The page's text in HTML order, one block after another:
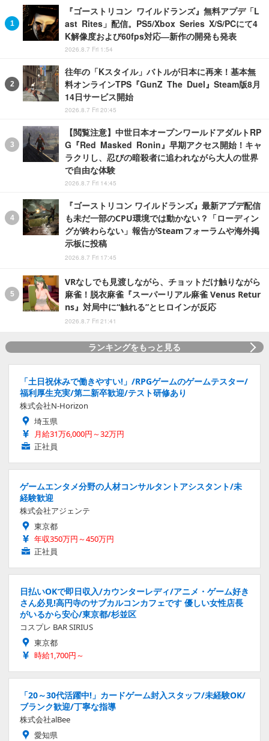
『ゴーストリコン ワイルドランズ』無料アプデ「L
ast Rites」配信。PS5/Xbox Series X/S/PCにて4
K解像度および60fps対応―新作の開発も発表
2026.8.7 Fri 1:54
往年の「Kスタイル」バトルが日本に再来！基本無
料オンラインTPS『GunZ The Duel』Steam版8月
14日サービス開始
2026.8.7 Fri 20:45
【閲覧注意】中世日本オープンワールドアダルトRP
G『Red Masked Ronin』早期アクセス開始！キャ
ラクリし、忍びの暗殺者に追われながら大人の世界
で自由な体験
2026.8.7 Fri 14:45
『ゴーストリコン ワイルドランズ』最新アプデ配信
も未だ一部のCPU環境では動かない？「ローディン
グが終わらない」報告がSteamフォーラムや海外掲
示板に投稿
2026.8.7 Fri 17:45
VRなしでも見渡しながら、チョットだけ触りながら
麻雀！脱衣麻雀『スーパーリアル麻雀 Venus Retur
ns』対局中に“触れる”とヒロインが反応
2026.8.7 Fri 21:41
ランキングをもっと見る
「土日祝休みで働きやすい!」/RPGゲームのゲームテスター/
福利厚生充実/第二新卒歓迎/テスト研修あり
株式会社N-Horizon
埼玉県
月給31万6,000円～32万円
正社員
ゲームエンタメ分野の人材コンサルタントアシスタント/未
経験歓迎
株式会社アジェンテ
東京都
年収350万円～450万円
正社員
日払いOKで即日収入/カウンターレディ/アニメ・ゲーム好き
さん必見!高円寺のサブカルコンカフェです 優しい女性店長
がいるから安心/東京都/杉並区
コスプレ BAR SIRIUS
東京都
時給1,700円～
「20～30代活躍中!」カードゲーム封入スタッフ/未経験OK/
ブランク歓迎/丁寧な指導
株式会社alBee
愛知県